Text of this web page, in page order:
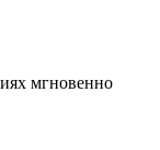
мгновенно